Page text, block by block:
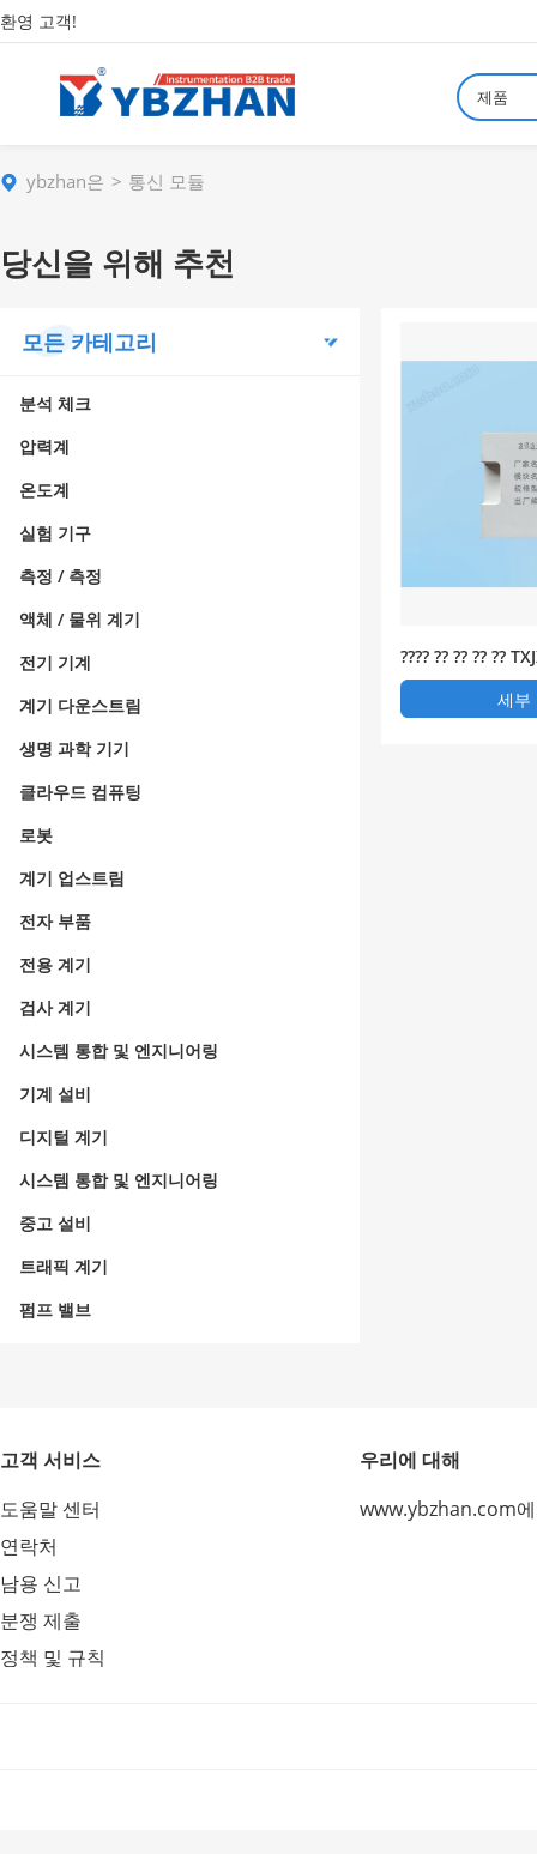
환영 고객!
제품
ybzhan은 통신 모듈
당신을 위해 추천
모든 카테고리
분석 체크
압력계
온도계
실험 기구
측정 / 측정
액체 / 물위 계기
전기 기계
계기 다운스트림
생명 과학 기기
클라우드 컴퓨팅
로봇
계기 업스트림
전자 부품
전용 계기
검사 계기
시스템 통합 및 엔지니어링
기계 설비
디지털 계기
시스템 통합 및 엔지니어링
중고 설비
트래픽 계기
펌프 밸브
???? ?? ?? ?? ??
세부
고객 서비스
도움말 센터
연락처
남용 신고
분쟁 제출
정책 및 규칙
우리에 대해
www.ybzhan.com